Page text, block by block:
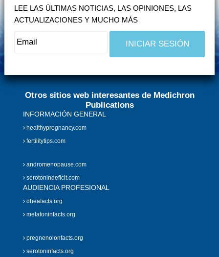
LEE LAS ÚLTIMAS NOTICIAS, LAS OPINIONES, LAS
ACTUALIZACIONES Y MUCHO MÁS
Otros sitios web interesantes de Medichron
Publications
INFORMACIÓN GENERAL
healthypregnancy.com
fertilitytips.com
andromenopause.com
serotonindeficit.com
AUDIENCIA PROFESIONAL
dheafacts.org
melatoninfacts.org
pregnenolonfacts.org
serotoninfacts.org